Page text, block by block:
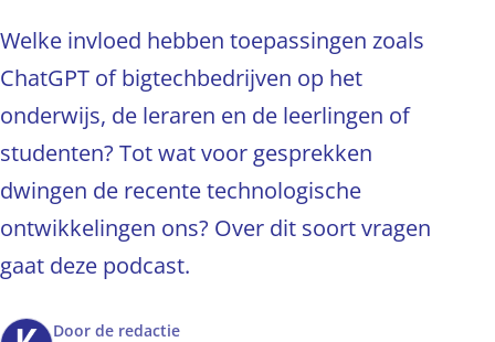
Welke invloed hebben toepassingen zoals
ChatGPT of bigtechbedrijven op het
onderwijs, de leraren en de leerlingen of
studenten? Tot wat voor gesprekken
dwingen de recente technologische
ontwikkelingen ons? Over dit soort vragen
gaat deze podcast.
Door de redactie